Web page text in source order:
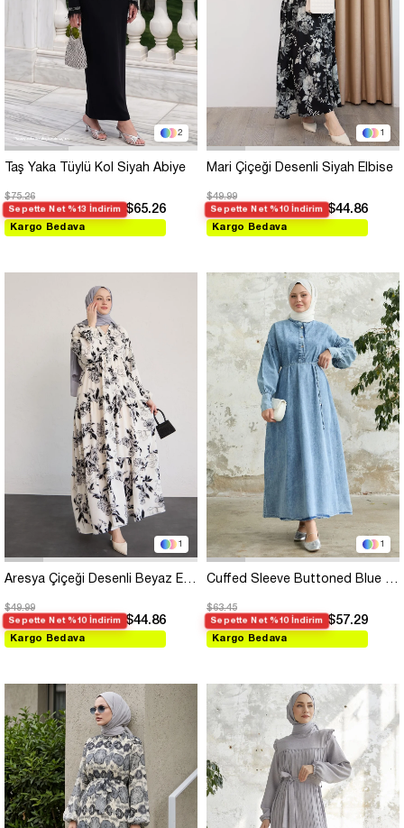
2
Taş Yaka Tüylü Kol Siyah Abiye
$75.26
Sepette Net %13 İndirim $65.26
Kargo Bedava
1
Mari Çiçeği Desenli Siyah Elbise
$49.99
Sepette Net %10 İndirim $44.86
Kargo Bedava
1
Aresya Çiçeği Desenli Beyaz Elbise
$49.99
Sepette Net %10 İndirim $44.86
Kargo Bedava
1
Cuffed Sleeve Buttoned Blue Denim Dress
$63.45
Sepette Net %10 İndirim $57.29
Kargo Bedava